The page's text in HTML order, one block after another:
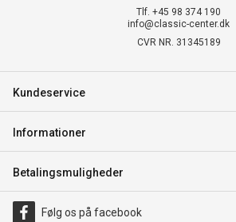
Tlf. +45 98 374 190
info@classic-center.dk
CVR NR. 31345189
Kundeservice
Informationer
Betalingsmuligheder
Følg os på facebook